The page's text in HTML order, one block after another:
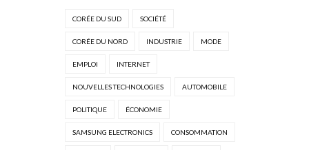
CORÉE DU SUD SOCIÉTÉ
CORÉE DU NORD INDUSTRIE MODE
EMPLOI INTERNET
NOUVELLES TECHNOLOGIES AUTOMOBILE
POLITIQUE ÉCONOMIE
SAMSUNG ELECTRONICS CONSOMMATION